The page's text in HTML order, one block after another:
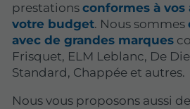
prestationsconformes à vos
votre budget. Nous sommes
avec de grandes marques
Frisquet, ELM Leblanc, De
Standard, Chappée et autres.
Nous vous proposons aussi